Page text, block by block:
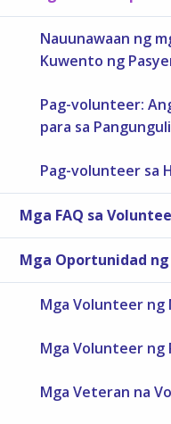
Nauunawaan ng
Kuwento ng
Pag-volunteer:
para sa
Pag-volunteer sa
Mga FAQ sa
Mga Oportunidad
Mga Volunteer ng
Mga Volunteer ng
Mga Veteran na